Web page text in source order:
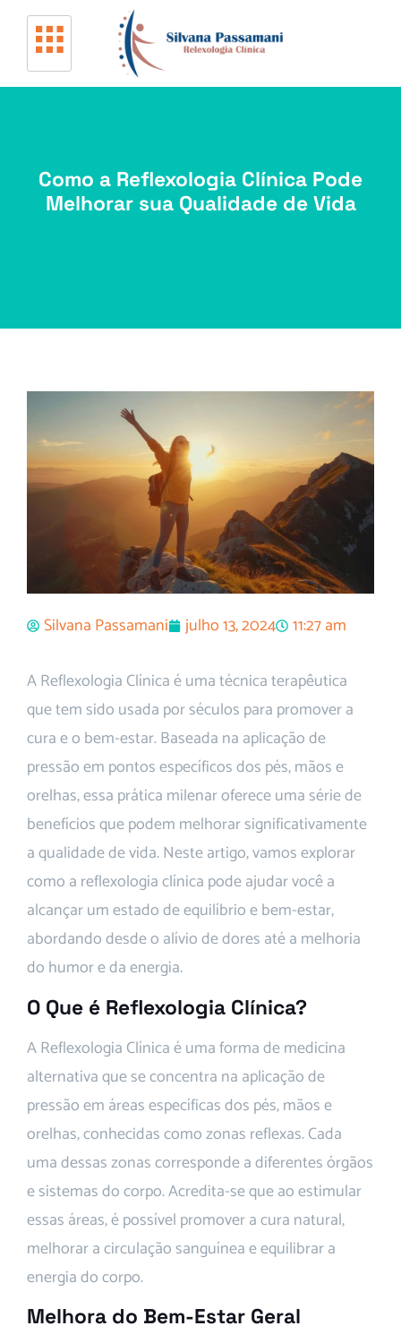
Como a Reflexologia Clínica Pode
Melhorar sua Qualidade de Vida
Silvana Passamani julho 13, 2024 11:27 am
A Reflexologia Clínica é uma técnica terapêutica
que tem sido usada por séculos para promover a
cura e o bem-estar. Baseada na aplicação de
pressão em pontos específicos dos pés, mãos e
orelhas, essa prática milenar oferece uma série de
benefícios que podem melhorar significativamente
a qualidade de vida. Neste artigo, vamos explorar
como a reflexologia clínica pode ajudar você a
alcançar um estado de equilíbrio e bem-estar,
abordando desde o alívio de dores até a melhoria
do humor e da energia.
O Que é Reflexologia Clínica?
A Reflexologia Clínica é uma forma de medicina
alternativa que se concentra na aplicação de
pressão em áreas específicas dos pés, mãos e
orelhas, conhecidas como zonas reflexas. Cada
uma dessas zonas corresponde a diferentes órgãos
e sistemas do corpo. Acredita-se que ao estimular
essas áreas, é possível promover a cura natural,
melhorar a circulação sanguínea e equilibrar a
energia do corpo.
Melhora do Bem-Estar Geral